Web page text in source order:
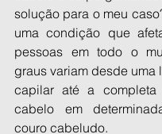
solução para o meu
uma condição que
pessoas em todo o
graus variam desde uma
capilar até a completa
cabelo em
couro cabeludo.